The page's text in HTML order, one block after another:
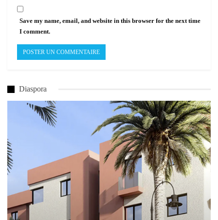
Save my name, email, and website in this browser for the next time
I comment.
Diaspora